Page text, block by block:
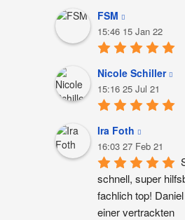
FSM
15:46 15 Jan 22
Nicole Schiller
15:16 25 Jul 21
Ira Foth
16:03 27 Feb 21
schnell, super
fachlich top!
einer vertrackten